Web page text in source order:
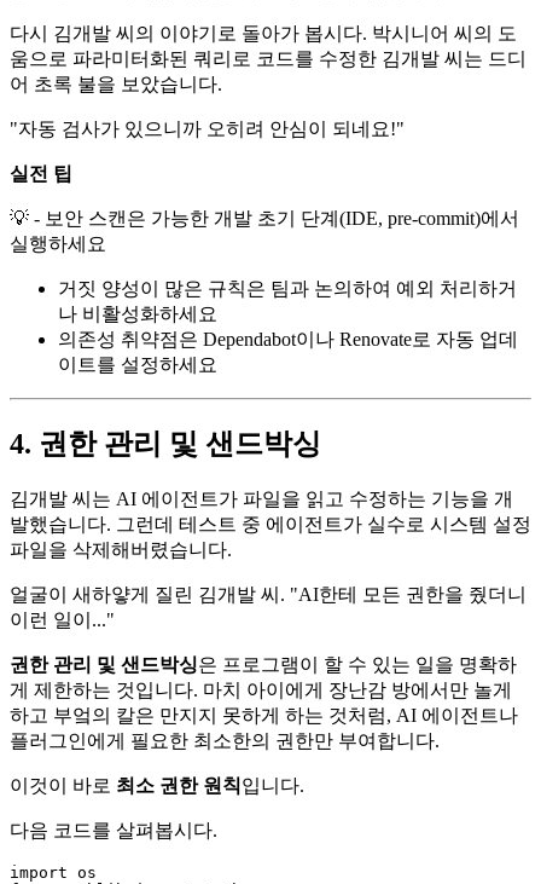
다시 김개발 씨의 이야기로 돌아가 봅시다. 박시니어 씨의 도
움으로 파라미터화된 쿼리로 코드를 수정한 김개발 씨는 드디
어 초록 불을 보았습니다.
"자동 검사가 있으니까 오히려 안심이 되네요!"
실전 팁
💡 - 보안 스캔은 가능한 개발 초기 단계(IDE, pre-commit)에서
실행하세요
거짓 양성이 많은 규칙은 팀과 논의하여 예외 처리하거
나 비활성화하세요
의존성 취약점은 Dependabot이나 Renovate로 자동 업데
이트를 설정하세요
4. 권한 관리 및 샌드박싱
김개발 씨는 AI 에이전트가 파일을 읽고 수정하는 기능을 개
발했습니다. 그런데 테스트 중 에이전트가 실수로 시스템 설정
파일을 삭제해버렸습니다.
얼굴이 새하얗게 질린 김개발 씨. "AI한테 모든 권한을 줬더니
이런 일이..."
권한 관리 및 샌드박싱은 프로그램이 할 수 있는 일을 명확하
게 제한하는 것입니다. 마치 아이에게 장난감 방에서만 놀게
하고 부엌의 칼은 만지지 못하게 하는 것처럼, AI 에이전트나
플러그인에게 필요한 최소한의 권한만 부여합니다.
이것이 바로 최소 권한 원칙입니다.
다음 코드를 살펴봅시다.
import